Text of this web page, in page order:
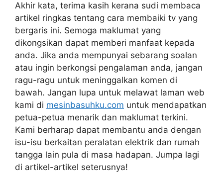
Akhir kata, terima kasih kerana sudi membaca
artikel ringkas tentang cara membaiki tv yang
bergaris ini. Semoga maklumat yang
dikongsikan dapat memberi manfaat kepada
anda. Jika anda mempunyai sebarang soalan
atau ingin berkongsi pengalaman anda, jangan
ragu-ragu untuk meninggalkan komen di
bawah. Jangan lupa untuk melawat laman web
kami di mesinbasuhku.com untuk mendapatkan
petua-petua menarik dan maklumat terkini.
Kami berharap dapat membantu anda dengan
isu-isu berkaitan peralatan elektrik dan rumah
tangga lain pula di masa hadapan. Jumpa lagi
di artikel-artikel seterusnya!